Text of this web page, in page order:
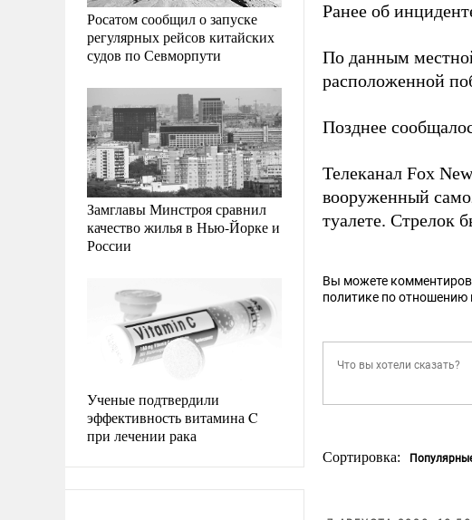
Росатом сообщил о запуске
регулярных рейсов китайских
судов по Севморпути
Замглавы Минстроя сравнил
качество жилья в Нью-Йорке и
России
Ученые подтвердили
эффективность витамина C
при лечении рака
Ранее об
По данным
расположенной
Позднее
Телеканал Fox
вооруженный
туалете. Стрелок
Вы можете
политике по
Сортировка: